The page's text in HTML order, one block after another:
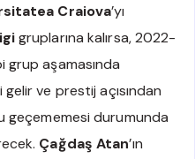
Craiova’yı
gruplarına kalırsa, 2022-
aşamasında
ve prestij açısından
geçememesi durumunda
Çağdaş Atan’ın